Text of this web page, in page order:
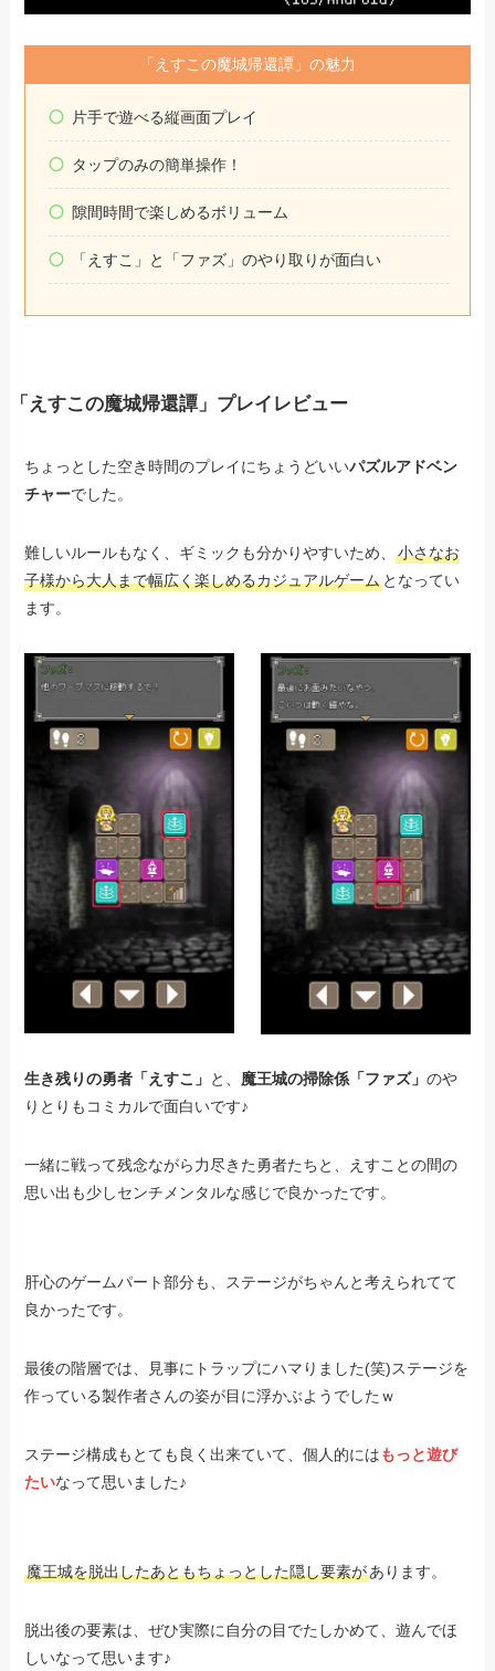
「えすこの魔城帰還譚」の魅力
片手で遊べる縦画面プレイ
タップのみの簡単操作！
隙間時間で楽しめるボリューム
「えすこ」と「ファズ」のやり取りが面白い
「えすこの魔城帰還譚」プレイレビュー
ちょっとした空き時間のプレイにちょうどいいパズルアドベン
チャーでした。
難しいルールもなく、ギミックも分かりやすいため、小さなお
子様から大人まで幅広く楽しめるカジュアルゲーム となってい
ます。
生き残りの勇者「えすこ」 と、 魔王城の掃除係「ファズ」のや
りとりもコミカルで面白いです♪
一緒に戦って残念ながら力尽きた勇者たちと、えすことの間の
思い出も少しセンチメンタルな感じで良かったです。
肝心のゲームパート部分も、ステージがちゃんと考えられてて
良かったです。
最後の階層では、見事にトラップにハマりました(笑)ステージを
作っている製作者さんの姿が目に浮かぶようでしたｗ
ステージ構成もとても良く出来ていて、個人的にはもっと遊び
たいなって思いました♪
魔王城を脱出したあともちょっとした隠し要素があります。
脱出後の要素は、ぜひ実際に自分の目でたしかめて、遊んでほ
しいなって思います♪